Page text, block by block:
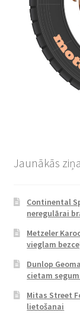
Jaunākās
Continental
neregulārai
Metzeler
vieglam
Dunlop
cietam
Mitas Street
lietošanai